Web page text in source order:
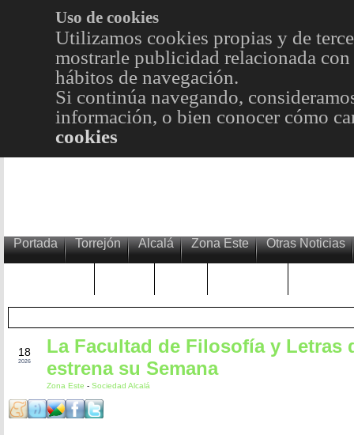
Uso de cookies
Utilizamos cookies propias y de
mostrarle publicidad relacionada
hábitos de navegación.
Si continúa navegando,
información, o bien conocer cómo
cookies
Portada Torrejón Alcalá Zona Este Otras Noticias
18
2026
La Facultad de Filosofía y Letras
estrena su Semana
Zona Este - Sociedad Alcalá